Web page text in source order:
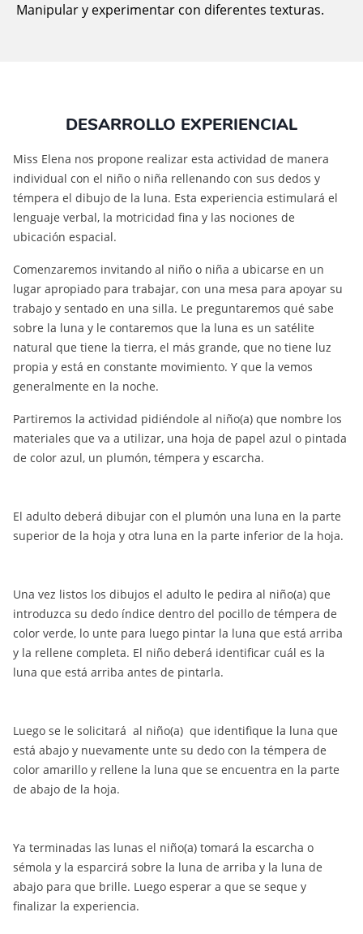
Manipular y experimentar con diferentes texturas.
DESARROLLO EXPERIENCIAL
Miss Elena nos propone realizar esta actividad de manera
individual con el niño o niña rellenando con sus dedos y
témpera el dibujo de la luna. Esta experiencia estimulará el
lenguaje verbal, la motricidad fina y las nociones de
ubicación espacial.
Comenzaremos invitando al niño o niña a ubicarse en un
lugar apropiado para trabajar, con una mesa para apoyar su
trabajo y sentado en una silla. Le preguntaremos qué sabe
sobre la luna y le contaremos que la luna es un satélite
natural que tiene la tierra, el más grande, que no tiene luz
propia y está en constante movimiento. Y que la vemos
generalmente en la noche.
Partiremos la actividad pidiéndole al niño(a) que nombre los
materiales que va a utilizar, una hoja de papel azul o pintada
de color azul, un plumón, témpera y escarcha.
El adulto deberá dibujar con el plumón una luna en la parte
superior de la hoja y otra luna en la parte inferior de la hoja.
Una vez listos los dibujos el adulto le pedira al niño(a) que
introduzca su dedo índice dentro del pocillo de témpera de
color verde, lo unte para luego pintar la luna que está arriba
y la rellene completa. El niño deberá identificar cuál es la
luna que está arriba antes de pintarla.
Luego se le solicitará al niño(a) que identifique la luna que
está abajo y nuevamente unte su dedo con la témpera de
color amarillo y rellene la luna que se encuentra en la parte
de abajo de la hoja.
Ya terminadas las lunas el niño(a) tomará la escarcha o
sémola y la esparcirá sobre la luna de arriba y la luna de
abajo para que brille. Luego esperar a que se seque y
finalizar la experiencia.